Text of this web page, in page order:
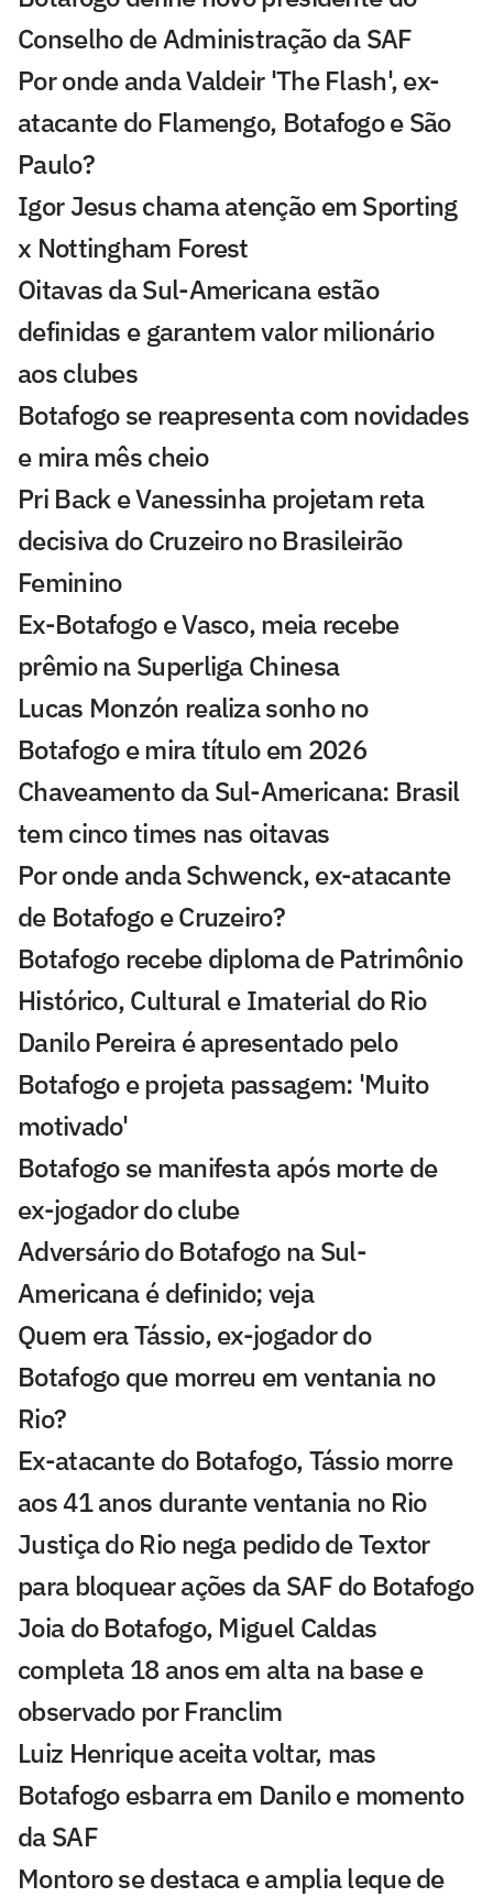
Conselho de Administração da SAF
Por onde anda Valdeir 'The Flash', ex-
atacante do Flamengo, Botafogo e São
Paulo?
Igor Jesus chama atenção em Sporting
x Nottingham Forest
Oitavas da Sul-Americana estão
definidas e garantem valor milionário
aos clubes
Botafogo se reapresenta com novidades
e mira mês cheio
Pri Back e Vanessinha projetam reta
decisiva do Cruzeiro no Brasileirão
Feminino
Ex-Botafogo e Vasco, meia recebe
prêmio na Superliga Chinesa
Lucas Monzón realiza sonho no
Botafogo e mira título em 2026
Chaveamento da Sul-Americana: Brasil
tem cinco times nas oitavas
Por onde anda Schwenck, ex-atacante
de Botafogo e Cruzeiro?
Botafogo recebe diploma de Patrimônio
Histórico, Cultural e Imaterial do Rio
Danilo Pereira é apresentado pelo
Botafogo e projeta passagem: 'Muito
motivado'
Botafogo se manifesta após morte de
ex-jogador do clube
Adversário do Botafogo na Sul-
Americana é definido; veja
Quem era Tássio, ex-jogador do
Botafogo que morreu em ventania no
Rio?
Ex-atacante do Botafogo, Tássio morre
aos 41 anos durante ventania no Rio
Justiça do Rio nega pedido de Textor
para bloquear ações da SAF do Botafogo
Joia do Botafogo, Miguel Caldas
completa 18 anos em alta na base e
observado por Franclim
Luiz Henrique aceita voltar, mas
Botafogo esbarra em Danilo e momento
da SAF
Montoro se destaca e amplia leque de